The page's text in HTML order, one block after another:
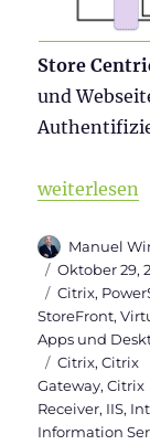
Store
und
„Citrix
weiterlesen
Autor
Manuel
am
Oktober 29,
Kategorien
Citrix,
StoreFront,
Apps und
Schlagwörter
Citrix,Citrix
Gateway,Citrix
Receiver, IIS,
Information